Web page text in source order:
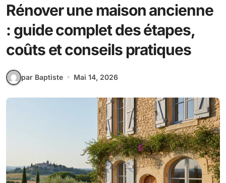
Rénover une maison ancienne
: guide complet des étapes,
coûts et conseils pratiques
par Baptiste Mai 14, 2026